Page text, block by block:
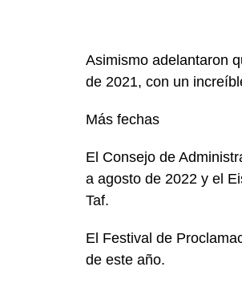
Asimismo adelantaron
de 2021, con un
Más fechas
El Consejo de
a agosto de 2022 y el
Taf.
El Festival de
de este año.